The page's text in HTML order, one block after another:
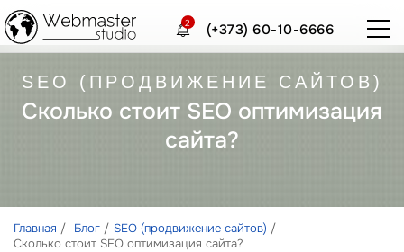
(+373) 60-10-6666
2
SEO (ПРОДВИЖЕНИЕ САЙТОВ)
Сколько стоит SEO оптимизация
сайта?
Главная Блог
SEO (продвижение сайтов)
Сколько стоит SEO оптимизация сайта?